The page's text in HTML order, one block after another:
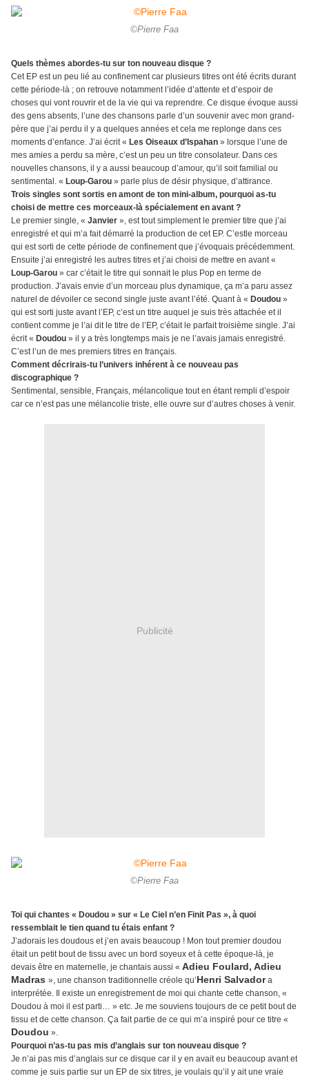
©Pierre Faa
Quels thèmes abordes-tu sur ton nouveau disque ?
Cet EP est un peu lié au confinement car plusieurs titres ont été écrits durant
cette période-là ; on retrouve notamment l’idée d’attente et d’espoir de
choses qui vont rouvrir et de la vie qui va reprendre. Ce disque évoque aussi
des gens absents, l’une des chansons parle d’un souvenir avec mon grand-
père que j’ai perdu il y a quelques années et cela me replonge dans ces
moments d’enfance. J’ai écrit « Les Oiseaux d’Ispahan » lorsque l’une de
mes amies a perdu sa mère, c’est un peu un titre consolateur. Dans ces
nouvelles chansons, il y a aussi beaucoup d’amour, qu’il soit familial ou
sentimental. « Loup-Garou » parle plus de désir physique, d’attirance.
Trois singles sont sortis en amont de ton mini-album, pourquoi as-tu
choisi de mettre ces morceaux-là spécialement en avant ?
Le premier single, « Janvier », est tout simplement le premier titre que j’ai
enregistré et qui m’a fait démarré la production de cet EP. C’estle morceau
qui est sorti de cette période de confinement que j’évoquais précédemment.
Ensuite j’ai enregistré les autres titres et j’ai choisi de mettre en avant «
Loup-Garou » car c’était le titre qui sonnait le plus Pop en terme de
production. J’avais envie d’un morceau plus dynamique, ça m’a paru assez
naturel de dévoiler ce second single juste avant l’été. Quant à « Doudou »
qui est sorti juste avant l’EP, c’est un titre auquel je suis très attachée et il
contient comme je l’ai dit le titre de l’EP, c’était le parfait troisième single. J’ai
écrit « Doudou » il y a très longtemps mais je ne l’avais jamais enregistré.
C’est l’un de mes premiers titres en français.
Comment décrirais-tu l’univers inhérent à ce nouveau pas
discographique ?
Sentimental, sensible, Français, mélancolique tout en étant rempli d’espoir
car ce n’est pas une mélancolie triste, elle ouvre sur d’autres choses à venir.
Publicité
©Pierre Faa
Toi qui chantes « Doudou » sur « Le Ciel n’en Finit Pas », à quoi
ressemblait le tien quand tu étais enfant ?
J’adorais les doudous et j’en avais beaucoup ! Mon tout premier doudou
était un petit bout de tissu avec un bord soyeux et à cette époque-là, je
devais être en maternelle, je chantais aussi « Adieu Foulard, Adieu
Madras », une chanson traditionnelle créole qu’Henri Salvadora
interprétée. Il existe un enregistrement de moi qui chante cette chanson, «
Doudou à moi il est parti… » etc. Je me souviens toujours de ce petit bout de
tissu et de cette chanson. Ça fait partie de ce qui m’a inspiré pour ce titre «
Doudou ».
Pourquoi n’as-tu pas mis d’anglais sur ton nouveau disque ?
Je n’ai pas mis d’anglais sur ce disque car il y en avait eu beaucoup avant et
comme je suis partie sur un EP de six titres, je voulais qu’il y ait une vraie